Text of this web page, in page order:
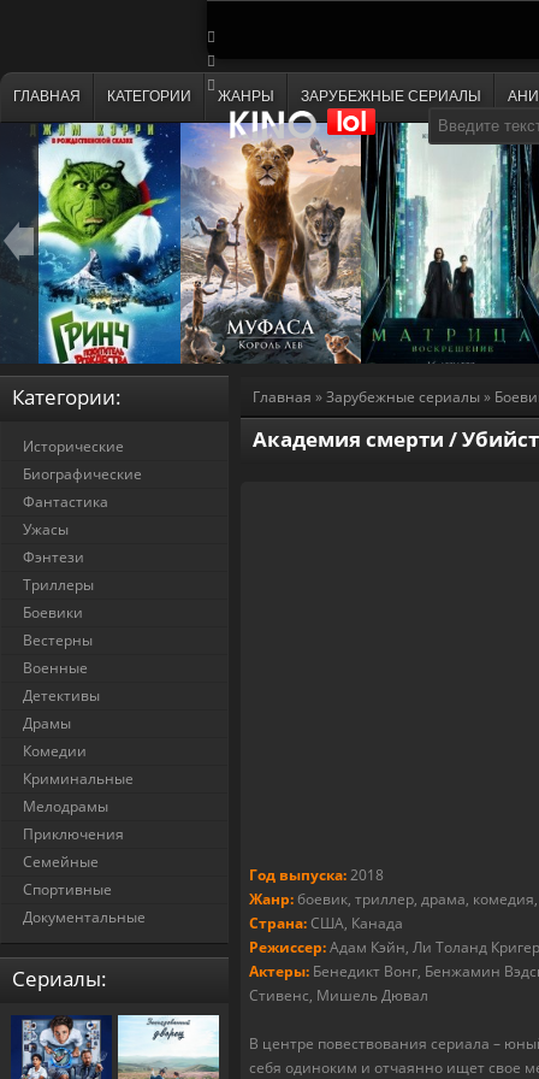
ГЛАВНАЯ КАТЕГОРИИ ЖАНРЫ ЗАРУБЕЖНЫЕ СЕРИАЛЫ
Главная »Зарубежные сериалы»
Академия смерти /
Год выпуска:2018
Жанр:боевик, триллер, драма,
Страна:США, Канада
Режиссер:Адам Кэйн, Ли Толанд
Актеры: Бенедикт Вонг, Бенжамин
Стивенс, Мишель Дювал
В центре повествования сериала –
себя одиноким и отчаянно ищет свое
Категории:
Исторические
Биографические
Фантастика
Ужасы
Фэнтези
Триллеры
Боевики
Вестерны
Военные
Детективы
Драмы
Комедии
Криминальные
Мелодрамы
Приключения
Семейные
Спортивные
Документальные
Cериалы: